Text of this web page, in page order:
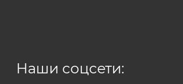
Наши соцсети: